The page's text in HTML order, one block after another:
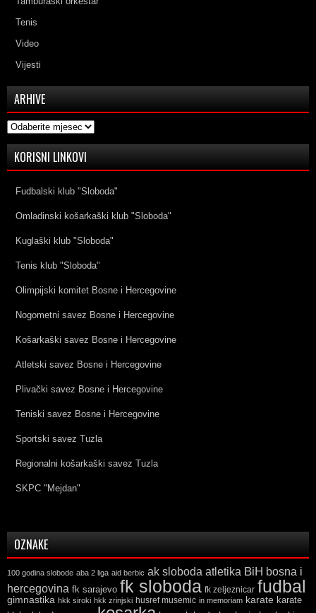
Tenis
Video
Vijesti
ARHIVE
Arhive
KORISNI LINKOVI
Fudbalski klub "Sloboda"
Omladinski košarkaški klub "Sloboda"
Kuglaški klub "Sloboda"
Tenis klub "Sloboda"
Olimpijski komitet Bosne i Hercegovine
Nogometni savez Bosne i Hercegovine
Košarkaški savez Bosne i Hercegovine
Atletski savez Bosne i Hercegovine
Plivački savez Bosne i Hercegovine
Teniski savez Bosne i Hercegovine
Sportski savez Tuzla
Regionalni košarkaški savez Tuzla
SKPC "Mejdan"
OZNAKE
100 godina slobode aba 2 liga aid berbic ak sloboda atletika BiH bosna i
hercegovina fk sarajevo fk sloboda fk zeljeznicar fudbal
gimnastika hkk siroki hkk zrinjski husref musemic in memoriam karate karate